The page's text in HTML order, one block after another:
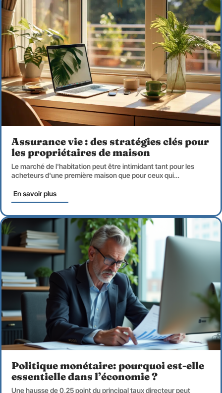
Assurance vie : des stratégies clés pour
les propriétaires de maison
Le marché de l'habitation peut être intimidant tant pour les
acheteurs d'une première maison que pour ceux qui…
En savoir plus
Politique monétaire: pourquoi est-elle
essentielle dans l’économie ?
Une hausse de 0,25 point du principal taux directeur peut